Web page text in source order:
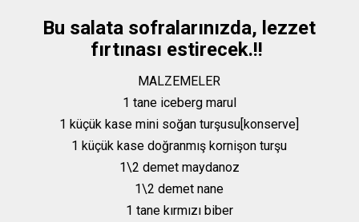
Bu salata sofralarınızda, lezzet
fırtınası estirecek.!!
MALZEMELER
1 tane iceberg marul
1 küçük kase mini soğan turşusu[konserve]
1 küçük kase doğranmış kornişon turşu
1\2 demet maydanoz
1\2 demet nane
1 tane kırmızı biber